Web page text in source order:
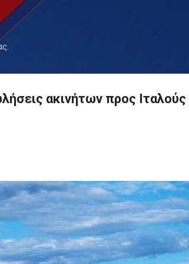
στο κύριο περιεχόμενο
ακινήτων προς